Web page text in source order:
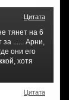
Цитата
тянет на 6
...... Арни,
они его
хотя
Цитата